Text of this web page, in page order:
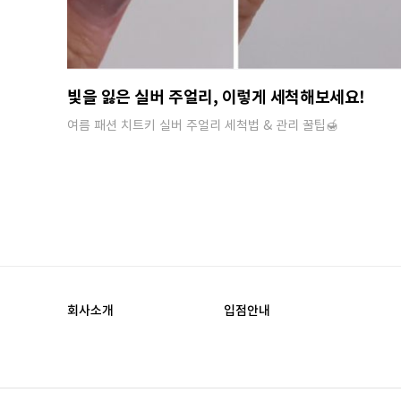
빛을 잃은 실버 주얼리, 이렇게 세척해보세요!
여름 패션 치트키 실버 주얼리 세척법 & 관리 꿀팁🍯​
회사소개 입점안내